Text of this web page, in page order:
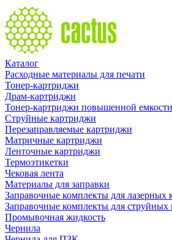
Каталог
Расходные материалы для печати
Тонер-картриджи
Драм-картриджи
Тонер-картриджи повышенной емкости
Струйные картриджи
Перезаправляемые картриджи
Матричные картриджи
Ленточные картриджи
Термоэтикетки
Чековая лента
Материалы для заправки
Заправочные комплекты для лазерных
Заправочные комплекты для струйных
Промывочная жидкость
Чернила